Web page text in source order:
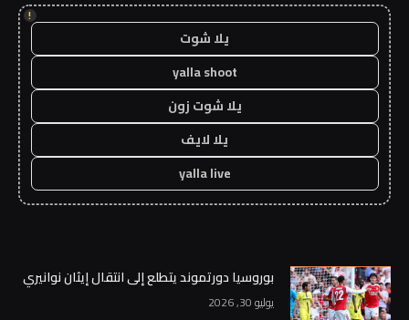
!
يلا شوت
yalla shoot
يلا شوت زون
يلا لايف
yalla live
بوروسيا دورتموند يتطلع إلى انتقال إيثان نوانيري
يوليو 30, 2026